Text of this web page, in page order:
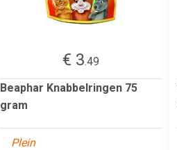
€ 3.49
Beaphar Knabbelringen 75
gram
Plein